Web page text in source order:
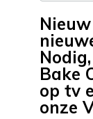
Bake
op tv
onze